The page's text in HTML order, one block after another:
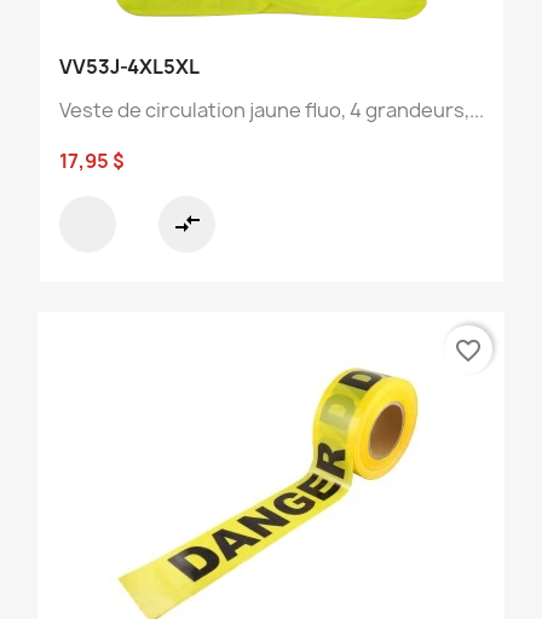
VV53J-4XL5XL
Veste de circulation jaune fluo, 4 grandeurs,...
17,95 $
compare_arrows
favorite_border